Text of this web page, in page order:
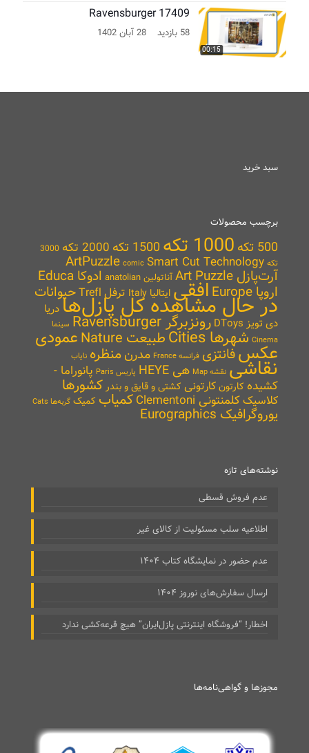
00:15
Ravensburger 17409
58 بازدید 28 آبان 1402
سبد خرید
برچسب محصولات
500 تکه 1000 تکه 1500 تکه 2000 تکه
3000
تکه
ArtPuzzle comic Smart Cut Technology
آرت‌پازل Art Puzzle آناتولین anatolian ادوکا Educa
اروپا Europe افقی ایتالیا Italy ترفل Trefl حیواناتدر حال مشاهده کل پازل‌هادریا
دی تویز DToys
رونزبرگر Ravensburger
سینما
Cinema شهرها Cities طبیعت Nature عمودی
عکسفانتزی فرانسه France مدرنمنظره نایاب نقاشی نقشه Map هی HEYE پاریس Paris
پانوراما -
کشیده کارتونکارتونی کشتی و قایق و بندر کشورها
کلاسیککلمنتونی Clementoni کمیاب کمیک گربه‌ها Cats
یوروگرافیک Eurographics
نوشته‌های تازه
عدم فروش قسطی
اطلاعیه سلب مسئولیت از کالای غیر
عدم حضور در نمایشگاه کتاب ۱۴۰۴
ارسال سفارش‌های نوروز ۱۴۰۴
اخطار! “فروشگاه اینترنتی پازل‌ایران” هیچ قرعه‌کشی ندارد
مجوزها و گواهی‌نامه‌ها